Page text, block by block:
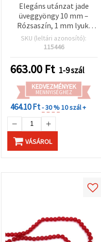
Elegáns utánzat jade
üveggyöngy 10 mm –
Rózsaszín, 1 mm lyuk,
szálon kb. 85 db –
romantikus
kecses kézműves
alkotásokhoz
SKU (leltári azonosító):
115446
663.00 Ft 1-9 szál
KEDVEZMÉNYEK
MENNYISÉGHEZ
464.10 Ft- 30 %10 szál +
VÁSÁROL